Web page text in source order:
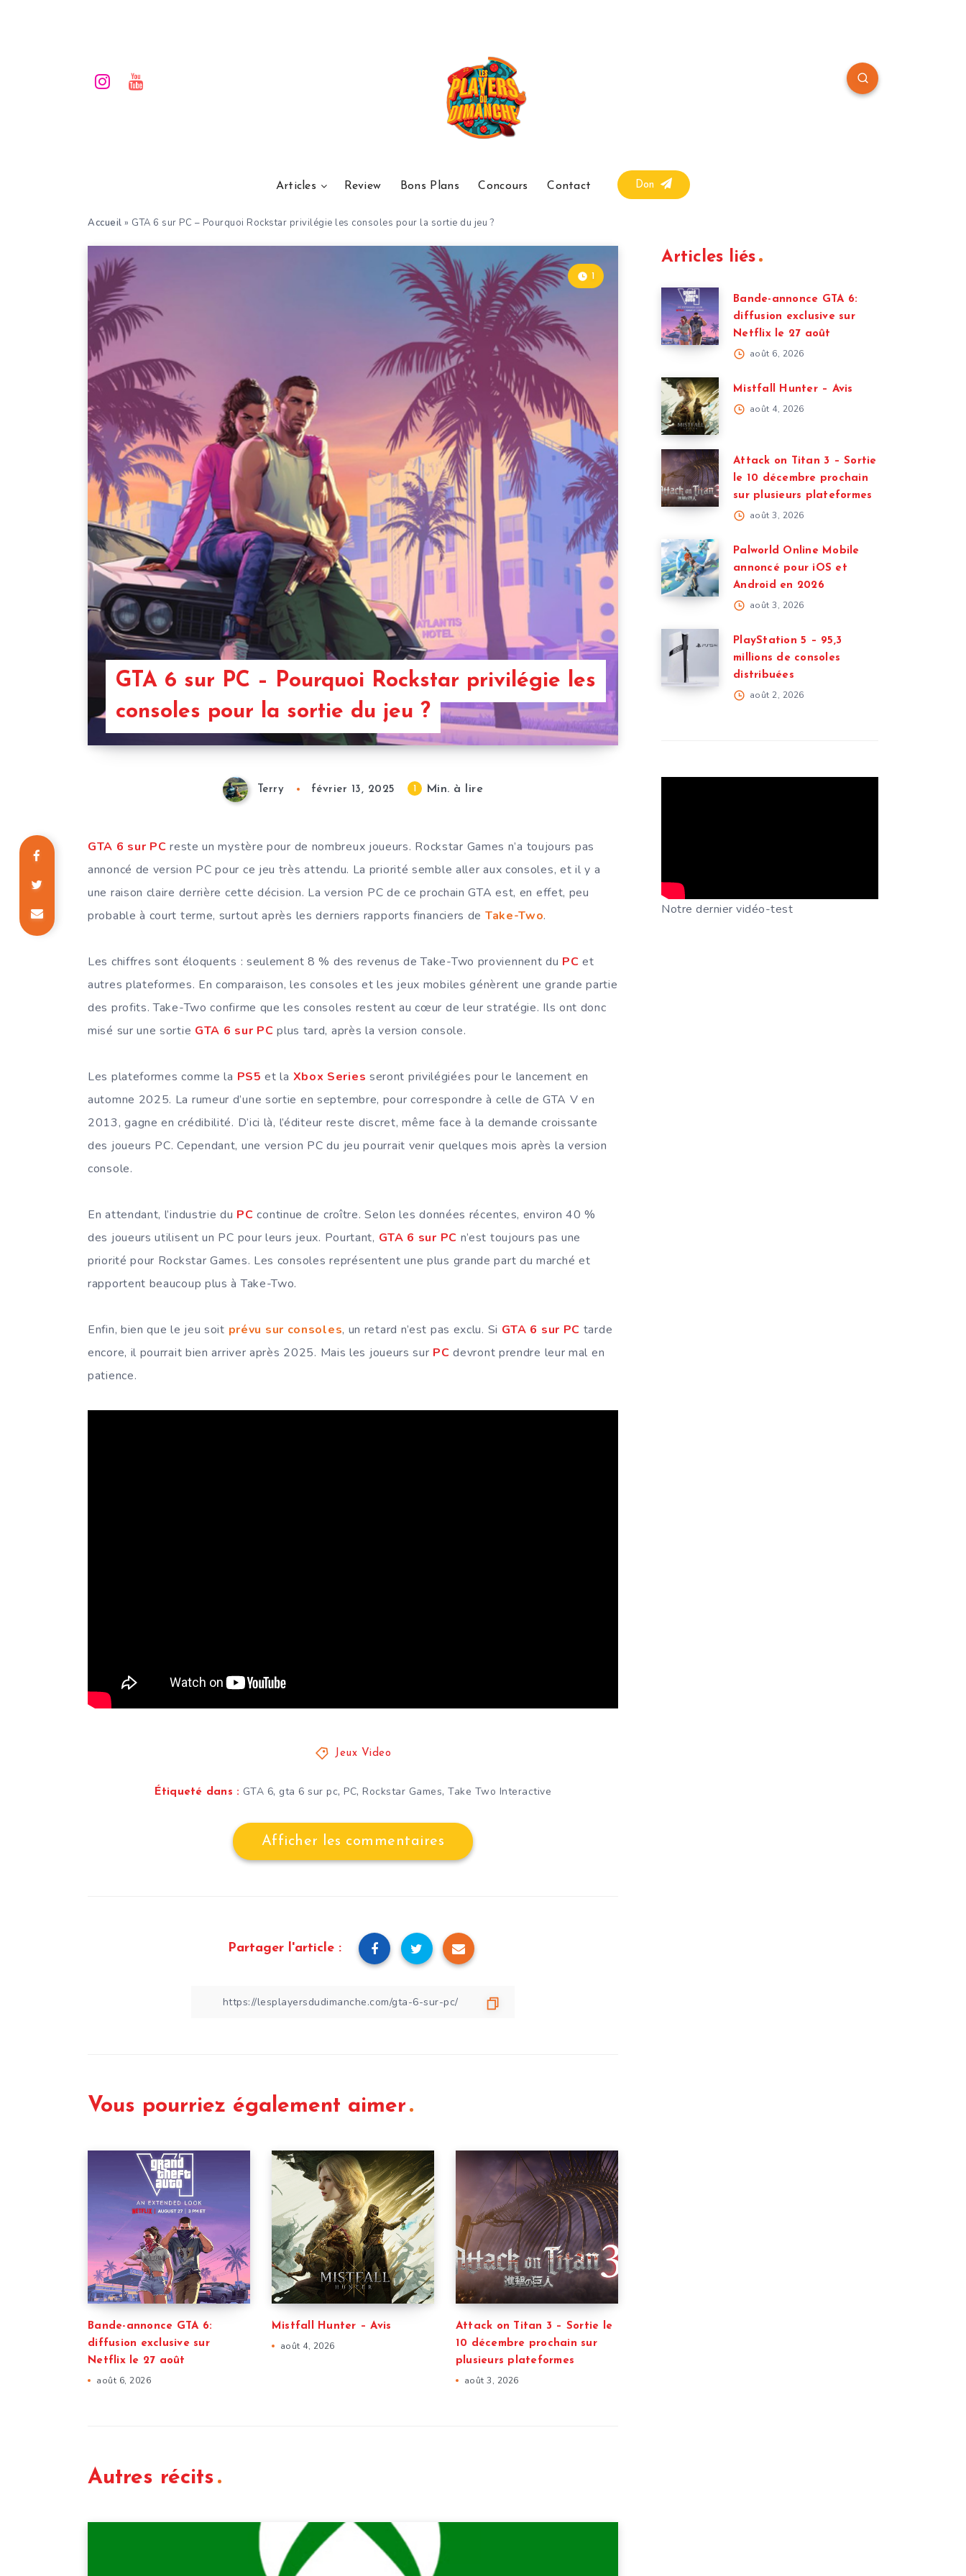
Articles Review Bons Plans Concours Contact Don
Accueil » GTA 6 sur PC – Pourquoi Rockstar privilégie les consoles pour la sortie du jeu ?
GTA 6 sur PC – Pourquoi Rockstar privilégie les
consoles pour la sortie du jeu ?
1
Terry février 13, 2025 1 Min. à lire
GTA 6 sur PC reste un mystère pour de nombreux joueurs. Rockstar Games n’a toujours pas
annoncé de version PC pour ce jeu très attendu. La priorité semble aller aux consoles, et il y a
une raison claire derrière cette décision. La version PC de ce prochain GTA est, en effet, peu
probable à court terme, surtout après les derniers rapports financiers de Take-Two.
Les chiffres sont éloquents : seulement 8 % des revenus de Take-Two proviennent du PC et
autres plateformes. En comparaison, les consoles et les jeux mobiles génèrent une grande partie
des profits. Take-Two confirme que les consoles restent au cœur de leur stratégie. Ils ont donc
misé sur une sortie GTA 6 sur PC plus tard, après la version console.
Les plateformes comme la PS5 et la Xbox Series seront privilégiées pour le lancement en
automne 2025. La rumeur d’une sortie en septembre, pour correspondre à celle de GTA V en
2013, gagne en crédibilité. D’ici là, l’éditeur reste discret, même face à la demande croissante
des joueurs PC. Cependant, une version PC du jeu pourrait venir quelques mois après la version
console.
En attendant, l’industrie du PC continue de croître. Selon les données récentes, environ 40 %
des joueurs utilisent un PC pour leurs jeux. Pourtant, GTA 6 sur PC n’est toujours pas une
priorité pour Rockstar Games. Les consoles représentent une plus grande part du marché et
rapportent beaucoup plus à Take-Two.
Enfin, bien que le jeu soit prévu sur consoles, un retard n’est pas exclu. Si GTA 6 sur PC tarde
encore, il pourrait bien arriver après 2025. Mais les joueurs sur PC devront prendre leur mal en
patience.
Jeux Video
Étiqueté dans : GTA 6, gta 6 sur pc,PC,Rockstar Games,Take Two Interactive
Afficher les commentaires
Partager l'article :
Vous pourriez également aimer
Bande-annonce GTA 6:
diffusion exclusive sur
Netflix le 27 août
août 6, 2026
Mistfall Hunter – Avis
août 4, 2026
Attack on Titan 3 – Sortie le
10 décembre prochain sur
plusieurs plateformes
août 3, 2026
Autres récits
Articles liés
Bande-annonce GTA 6:
diffusion exclusive sur
Netflix le 27 août
août 6, 2026
Mistfall Hunter – Avis
août 4, 2026
Attack on Titan 3 – Sortie
le 10 décembre prochain
sur plusieurs plateformes
août 3, 2026
Palworld Online Mobile
annoncé pour iOS et
Android en 2026
août 3, 2026
PlayStation 5 – 95,3
millions de consoles
distribuées
août 2, 2026
Notre dernier vidéo-test